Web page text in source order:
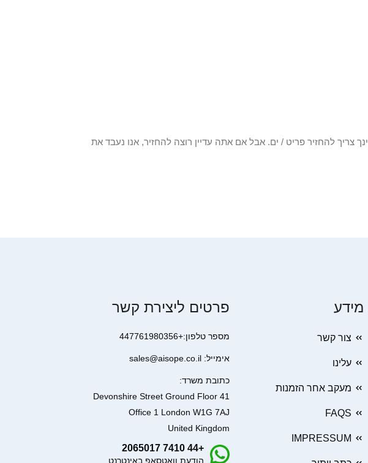
החלפה ואינך צריך להחזיר פריט / ים. אבל אם אתה עדיין רוצה להחזיר, אנו נעבד את
מידע
צור קשר
עלינו
מעקב אחר הזמנות
FAQS
IMPRESSUM
פרטים ליצירת קשר
מספר טלפון:+447761980356
אימייל: sales@aisope.co.il
כתובת משרד:
41 Devonshire Street Ground Floor
Office 1 London W1G 7AJ
United Kingdom
+44 7410 2065017
הודעת וואטסאפ באינטרנט